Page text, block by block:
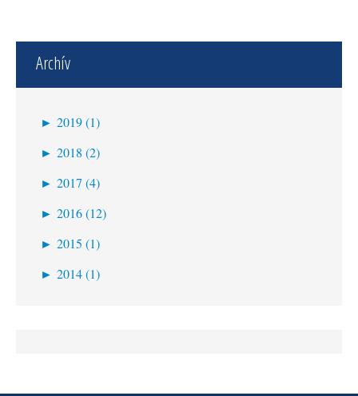
Archív
► 2019 (1)
► 2018 (2)
► 2017 (4)
máj (1)
► 2016 (12)
september (1)
► 2015 (1)
► 2014 (1)